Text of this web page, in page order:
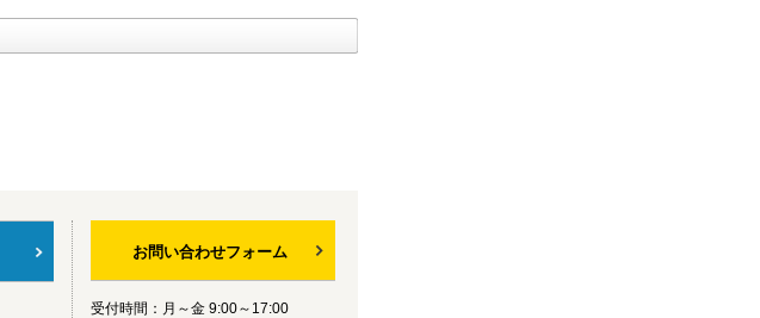
お問い合わせフォーム
受付時間：月～金 9:00～17:00